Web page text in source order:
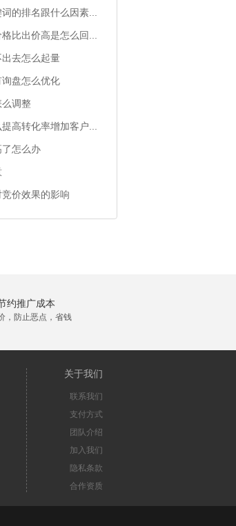
的排名跟什么因素...
比出价高是怎么回...
去怎么起量
盘怎么优化
调整
高转化率增加客户...
怎么办
价效果的影响
约推广成本
，防止恶点，省钱
关于我们
联系我们
支付方式
团队介绍
加入我们
隐私条款
合作资质